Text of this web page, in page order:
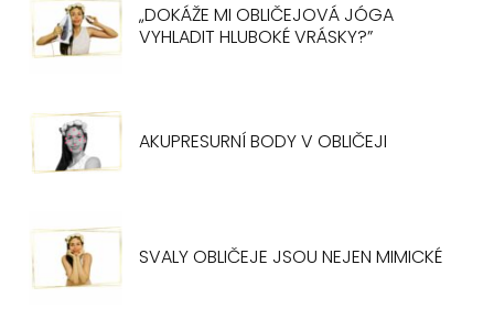
„DOKÁŽE MI OBLIČEJOVÁ JÓGA
VYHLADIT HLUBOKÉ VRÁSKY?”
AKUPRESURNÍ BODY V OBLIČEJI
SVALY OBLIČEJE JSOU NEJEN MIMICKÉ